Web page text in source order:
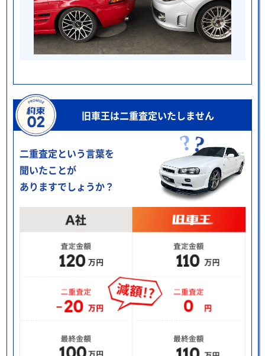
旧車王は二重査定いたしません
二重査定という言葉を
聞いたことが
ありますでしょうか？